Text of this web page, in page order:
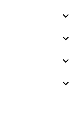



